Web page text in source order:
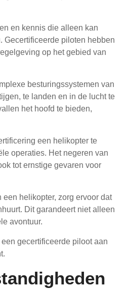
en kennis die alleen kan
Gecertificeerde piloten hebben
op het gebied van
besturingssystemen van
te landen en in de lucht te
het hoofd te bieden,
een helikopter te
operaties. Het negeren van
tot ernstige gevaren voor
helikopter, zorg ervoor dat
Dit garandeert niet alleen
avontuur.
gecertificeerde piloot aan